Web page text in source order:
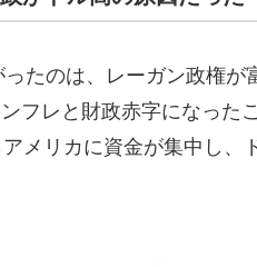
たのは、レーガン政権
フレと財政赤字になった
メリカに資金が集中し、